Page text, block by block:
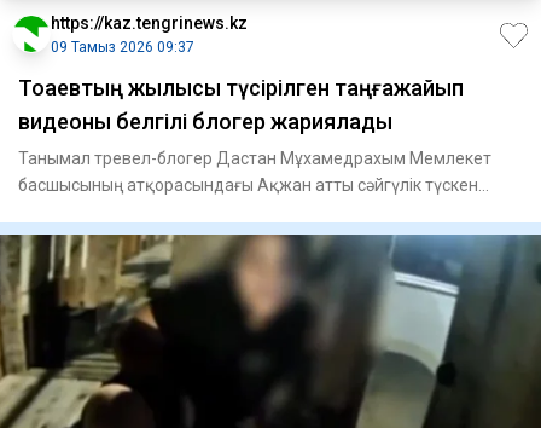
https://kaz.tengrinews.kz
09 Тамыз 2026 09:37
Тоқаевтың жылқысы түсірілген таңғажайып
видеоны белгілі блогер жариялады
Танымал тревел-блогер Дастан Мұхамедрахым Мемлекет
басшысының атқорасындағы Ақжан атты сәйгүлік түскен